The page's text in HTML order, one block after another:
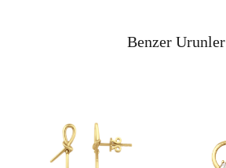
Benzer Urunler